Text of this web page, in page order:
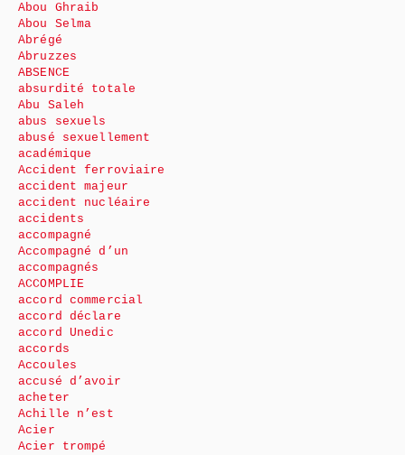
Abou Ghraib
Abou Selma
Abrégé
Abruzzes
ABSENCE
absurdité totale
Abu Saleh
abus sexuels
abusé sexuellement
académique
Accident ferroviaire
accident majeur
accident nucléaire
accidents
accompagné
Accompagné d’un
accompagnés
ACCOMPLIE
accord commercial
accord déclare
accord Unedic
accords
Accoules
accusé d’avoir
acheter
Achille n’est
Acier
Acier trompé